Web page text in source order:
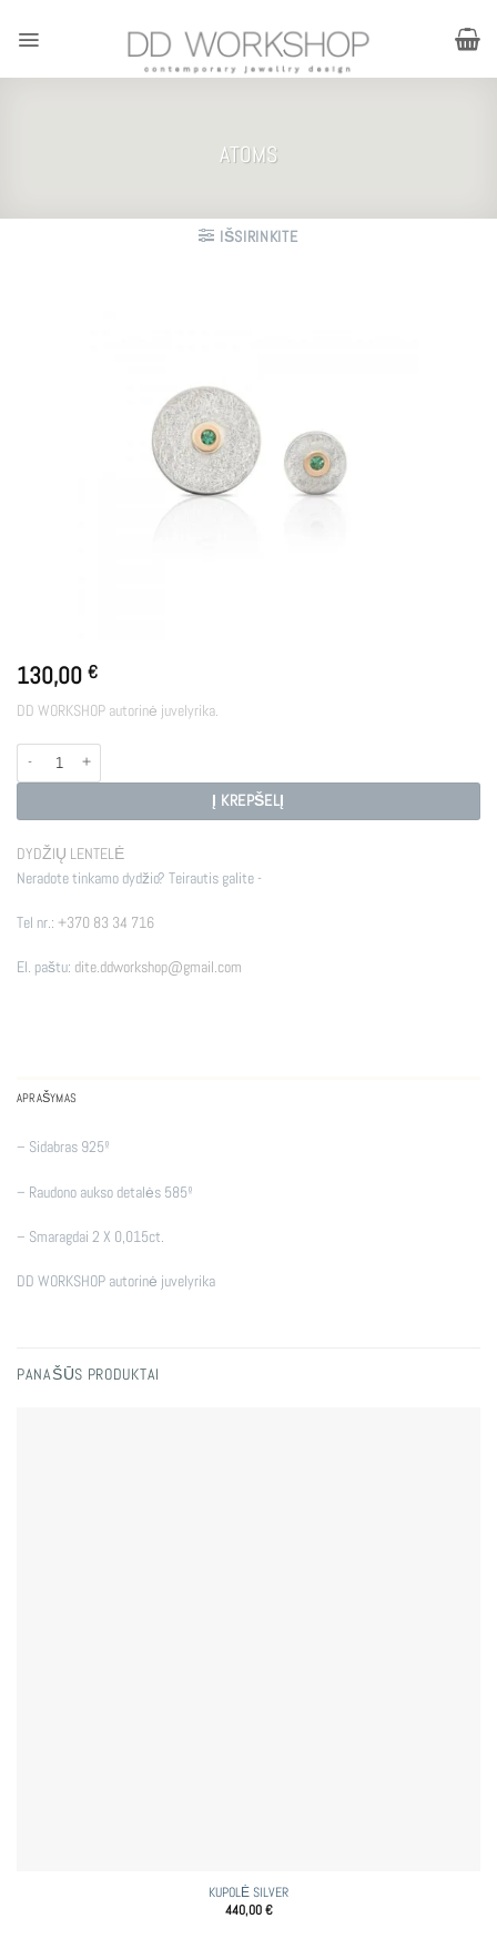
ATOMS
IŠSIRINKITE
130,00 €
DD WORKSHOP autorinė juvelyrika.
produkto kiekis: ATOMS
Į KREPŠELĮ
DYDŽIŲ LENTELĖ
Neradote tinkamo dydžio? Teirautis galite -
Tel nr.: +370 83 34 716
El. paštu: dite.ddworkshop@gmail.com
APRAŠYMAS
– Sidabras 925º
– Raudono aukso detalės 585º
– Smaragdai 2 X 0,015ct.
DD WORKSHOP autorinė juvelyrika
PANAŠŪS PRODUKTAI
KUPOLĖ SILVER
440,00€